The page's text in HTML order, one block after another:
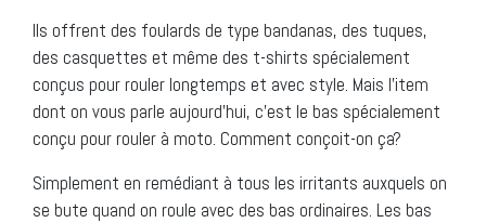
Ils offrent des foulards de type bandanas, des tuques,
des casquettes et même des t-shirts spécialement
conçus pour rouler longtemps et avec style. Mais l’item
dont on vous parle aujourd’hui, c’est le bas spécialement
conçu pour rouler à moto. Comment conçoit-on ça?
Simplement en remédiant à tous les irritants auxquels on
se bute quand on roule avec des bas ordinaires. Les bas